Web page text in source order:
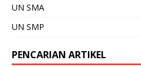
UN SMA
UN SMP
PENCARIAN ARTIKEL